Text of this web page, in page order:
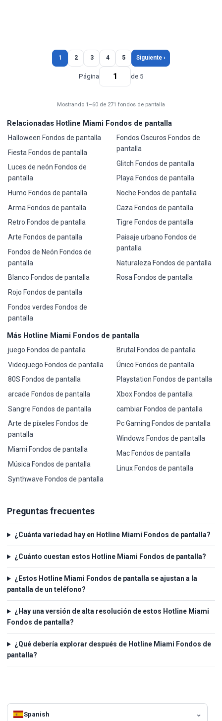
1 2 3 4 5 Siguiente ›
Página de 5
Mostrando 1–60 de 271 fondos de pantalla
Relacionadas Hotline Miami Fondos de pantalla
Halloween Fondos de pantalla
Fiesta Fondos de pantalla
Luces de neón Fondos de
pantalla
Humo Fondos de pantalla
Arma Fondos de pantalla
Retro Fondos de pantalla
Arte Fondos de pantalla
Fondos de Neón Fondos de
pantalla
Blanco Fondos de pantalla
Rojo Fondos de pantalla
Fondos verdes Fondos de
pantalla
Fondos Oscuros Fondos de
pantalla
Glitch Fondos de pantalla
Playa Fondos de pantalla
Noche Fondos de pantalla
Caza Fondos de pantalla
Tigre Fondos de pantalla
Paisaje urbano Fondos de
pantalla
Naturaleza Fondos de pantalla
Rosa Fondos de pantalla
Más Hotline Miami Fondos de pantalla
juego Fondos de pantalla
Videojuego Fondos de pantalla
80S Fondos de pantalla
arcade Fondos de pantalla
Sangre Fondos de pantalla
Arte de píxeles Fondos de
pantalla
Miami Fondos de pantalla
Música Fondos de pantalla
Synthwave Fondos de pantalla
Brutal Fondos de pantalla
Único Fondos de pantalla
Playstation Fondos de pantalla
Xbox Fondos de pantalla
cambiar Fondos de pantalla
Pc Gaming Fondos de pantalla
Windows Fondos de pantalla
Mac Fondos de pantalla
Linux Fondos de pantalla
Preguntas frecuentes
¿Cuánta variedad hay en Hotline Miami Fondos de pantalla?
¿Cuánto cuestan estos Hotline Miami Fondos de pantalla?
¿Estos Hotline Miami Fondos de pantalla se ajustan a la
pantalla de un teléfono?
¿Hay una versión de alta resolución de estos Hotline Miami
Fondos de pantalla?
¿Qué debería explorar después de Hotline Miami Fondos de
pantalla?
Spanish